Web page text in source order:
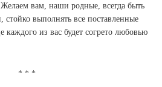
вам, наши родные, всегда быть
выполнять все поставленные
каждого из вас будет согрето любовью